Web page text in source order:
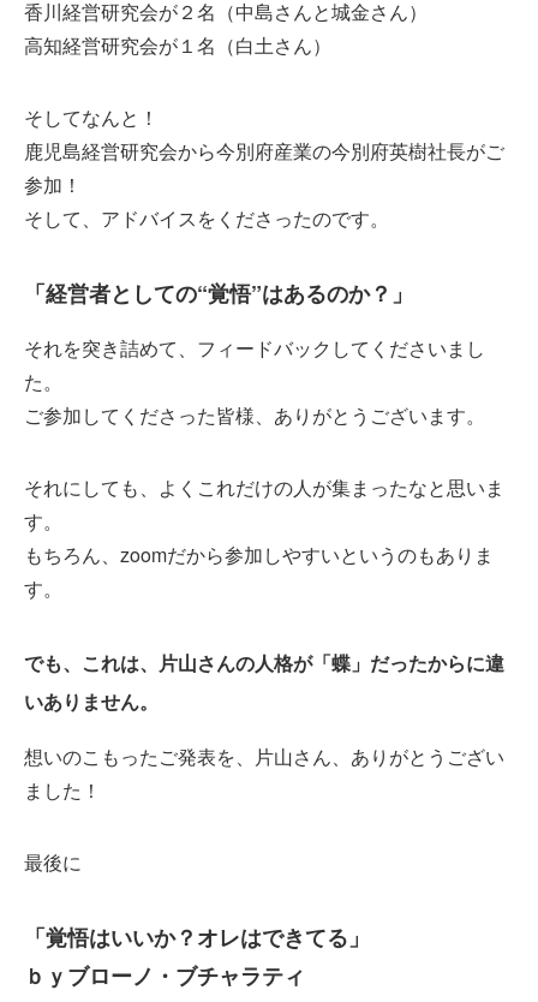
香川経営研究会が２名（中島さんと城金さん）
高知経営研究会が１名（白土さん）
そしてなんと！
鹿児島経営研究会から今別府産業の今別府英樹社長がご
参加！
そして、アドバイスをくださったのです。
「経営者としての“覚悟”はあるのか？」
それを突き詰めて、フィードバックしてくださいまし
た。
ご参加してくださった皆様、ありがとうございます。
それにしても、よくこれだけの人が集まったなと思いま
す。
もちろん、zoomだから参加しやすいというのもありま
す。
でも、これは、片山さんの人格が「蝶」だったからに違
いありません。
想いのこもったご発表を、片山さん、ありがとうござい
ました！
最後に
「覚悟はいいか？オレはできてる」
ｂｙブローノ・ブチャラティ